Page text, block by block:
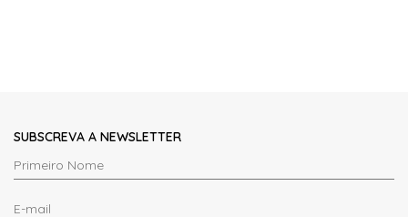
SUBSCREVA A NEWSLETTER
Primeiro
Nome
*
E-